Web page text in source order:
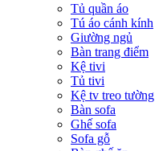
Tủ quần áo
Tú áo cánh kính
Giường ngủ
Bàn trang điểm
Kệ tivi
Tủ tivi
Kệ tv treo tường
Bàn sofa
Ghế sofa
Sofa gỗ